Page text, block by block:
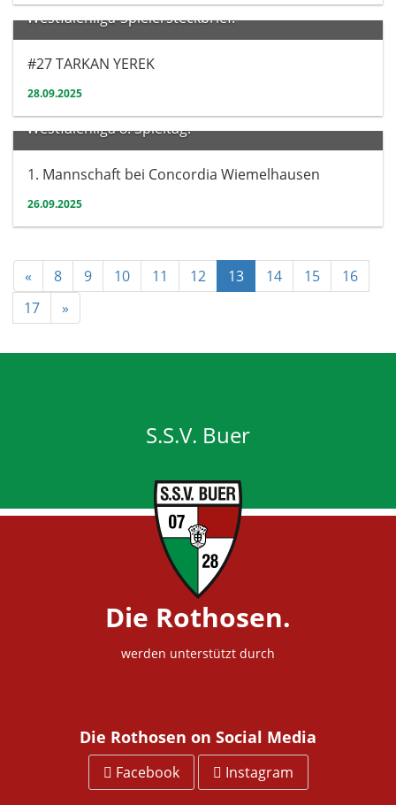
Westfalenliga-Spielersteckbrief:
#27 TARKAN YEREK
28.09.2025
Herren
Westfalenliga 8. Spieltag:
1. Mannschaft bei Concordia Wiemelhausen
26.09.2025
« 8 9 10 11 12 13 14 15
16
17
»
S.S.V. Buer
Die Rothosen.
werden unterstützt durch
Die Rothosen on Social Media
Facebook Instagram